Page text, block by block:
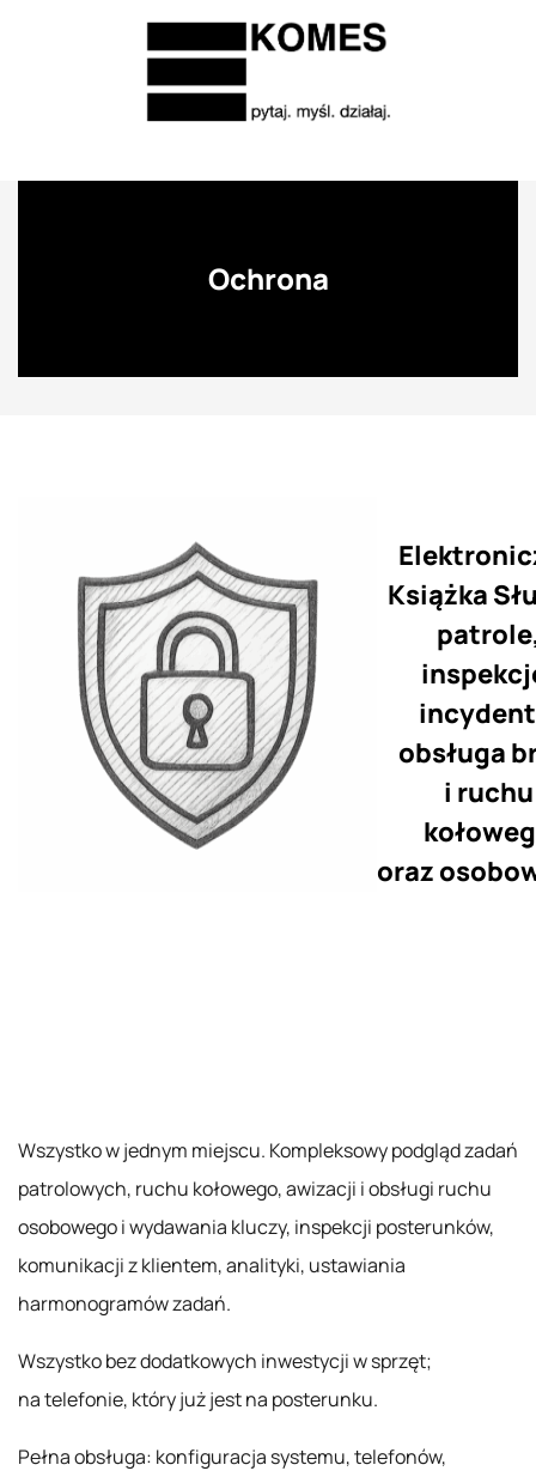
Ochrona
Książka
obsługa
i ruchu
oraz
Wszystko w jednym miejscu. Kompleksowy podgląd zadań
patrolowych, ruchu kołowego, awizacji i obsługi ruchu
osobowego i wydawania kluczy, inspekcji posterunków,
komunikacji z klientem, analityki, ustawiania
harmonogramów zadań.
Wszystko bez dodatkowych inwestycji w sprzęt;
na telefonie, który już jest na posterunku.
Pełna obsługa: konfiguracja systemu, telefonów,